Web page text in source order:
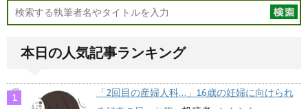
本日の人気記事ランキング
「2回目の産婦人科…」16歳の妊婦に向けられ